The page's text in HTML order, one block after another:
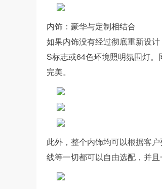
内饰：豪华与定制相结合
如果内饰没有经过彻底重新设
S标志或64色环境照明氛围灯
完美。
此外，整个内饰均可以根据客
线等一切都可以自由选配，并且